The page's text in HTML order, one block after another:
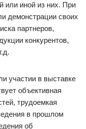
или иной из них. При
демонстрации своих
партнеров,
конкурентов,
участии в выставке
объективная
трудоемкая
в прошлом
об